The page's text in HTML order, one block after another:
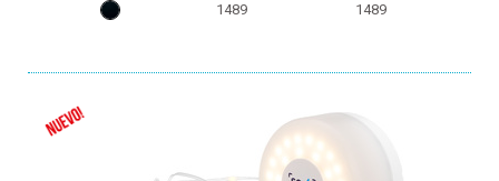
1489 1489